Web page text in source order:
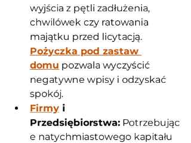
wyjścia z pętli zadłużenia,
chwilówek czy ratowania
majątku przed licytacją.
Pożyczka pod zastaw
domu pozwala wyczyścić
negatywne wpisy i odzyskać
spokój.
Firmy i
Przedsiębiorstwa: Potrzebując
e natychmiastowego kapitału